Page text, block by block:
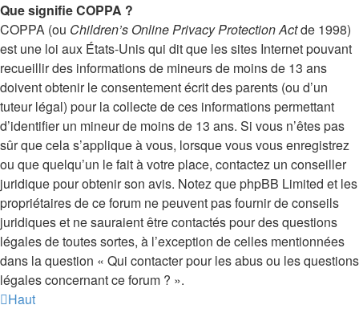
Que signifie COPPA ?
COPPA (ou Children’s Online Privacy Protection Actde 1998)
est une loi aux États-Unis qui dit que les sites Internet pouvant
recueillir des informations de mineurs de moins de 13 ans
doivent obtenir le consentement écrit des parents (ou d’un
tuteur légal) pour la collecte de ces informations permettant
d’identifier un mineur de moins de 13 ans. Si vous n’êtes pas
sûr que cela s’applique à vous, lorsque vous vous enregistrez
ou que quelqu’un le fait à votre place, contactez un conseiller
juridique pour obtenir son avis. Notez que phpBB Limited et les
propriétaires de ce forum ne peuvent pas fournir de conseils
juridiques et ne sauraient être contactés pour des questions
légales de toutes sortes, à l’exception de celles mentionnées
dans la question « Qui contacter pour les abus ou les questions
légales concernant ce forum ? ».
Haut